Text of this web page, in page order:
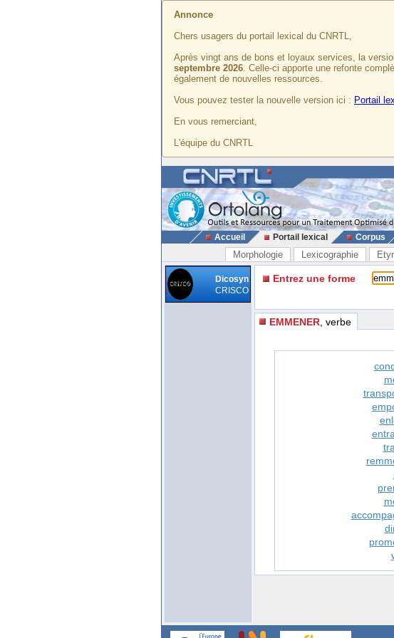
Annonce
Chers usagers du portail lexical du CNRTL,
Après vingt ans de bons et loyaux services, la
septembre 2026. Celle-ci apporte une refonte
également de nouvelles ressources.
Vous pouvez tester la nouvelle version ici : Portail
En vous remerciant,
L'équipe du CNRTL
Accueil Portail lexical Corpus
Morphologie Lexicographie
Dicosyn
CRISCO
Entrez une forme
EMMENER , verbe